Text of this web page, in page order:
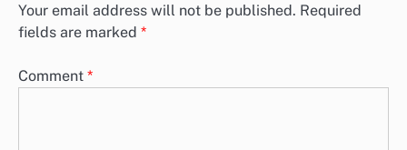
Your email address will not be published. Required
fields are marked *
Comment *